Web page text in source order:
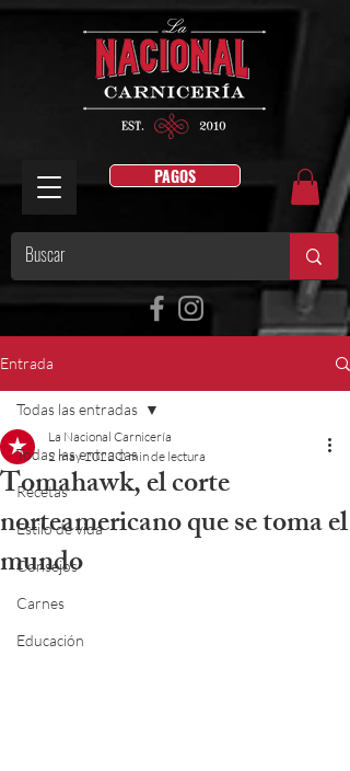
PAGOS
Entrada
Todas las entradas
Recetas
Estilo de vida
Consejos
Carnes
Educación
Todas las entradas
Tomahawk, el corte
norteamericano que se toma el
mundo
La Nacional Carnicería
2 may 2022 2 min de lectura